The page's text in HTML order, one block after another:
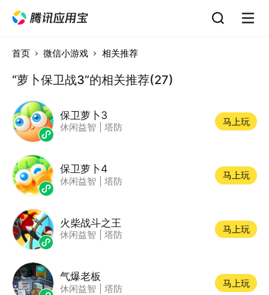
首页 微信小游戏 相关推荐
“萝卜保卫战3”的相关推荐(27)
保卫萝卜3
休闲益智 塔防
马上玩
保卫萝卜4
休闲益智 塔防
马上玩
火柴战斗之王
休闲益智 塔防
马上玩
气爆老板
休闲益智 塔防
马上玩